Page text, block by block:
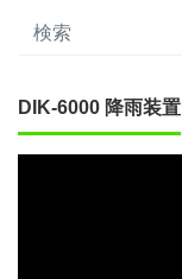
DIK-6000 降雨装置